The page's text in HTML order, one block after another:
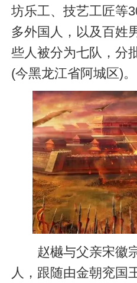
坊乐工、技艺工匠等
多外国人，以及百姓
些人被分为七队，分
(今黑龙江省阿城区)。
赵樾与父亲宋徽宗
人，跟随由金朝兖国